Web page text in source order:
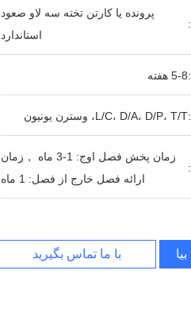
پرونده یا کارتن تخته سه لاو صعود
استاندارد
5-8 هفته
L/C، D/A، D/P، T/T، وسترن یونیون
زمان پخش فصل اوج: 1-3 ماه ，زمان
ارائه فصل خارج از فصل: 1 ماه
با ما تماس بگیرید